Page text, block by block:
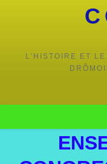
L’HISTOIRE ET